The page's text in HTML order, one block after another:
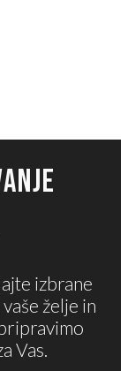
izbrane
želje in
Vas.